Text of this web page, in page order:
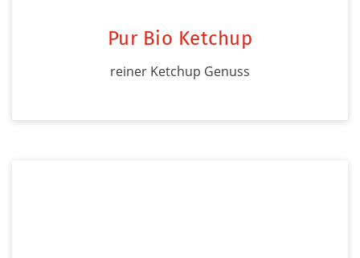
Pur Bio Ketchup
reiner Ketchup Genuss